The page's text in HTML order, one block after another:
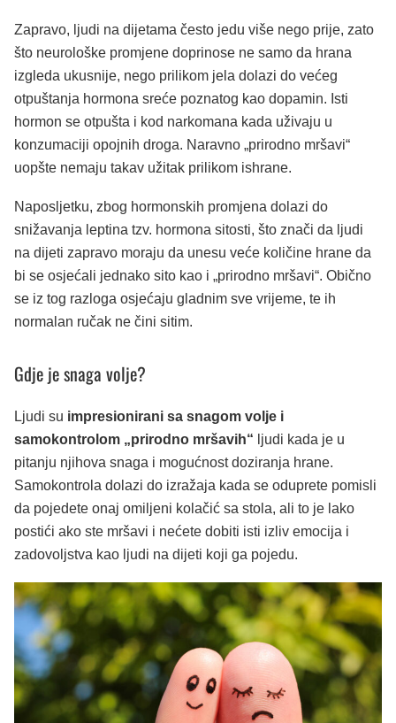
Zapravo, ljudi na dijetama često jedu više nego prije, zato
što neurološke promjene doprinose ne samo da hrana
izgleda ukusnije, nego prilikom jela dolazi do većeg
otpuštanja hormona sreće poznatog kao dopamin. Isti
hormon se otpušta i kod narkomana kada uživaju u
konzumaciji opojnih droga. Naravno „prirodno mršavi“
uopšte nemaju takav užitak prilikom ishrane.
Naposljetku, zbog hormonskih promjena dolazi do
snižavanja leptina tzv. hormona sitosti, što znači da ljudi
na dijeti zapravo moraju da unesu veće količine hrane da
bi se osjećali jednako sito kao i „prirodno mršavi“. Obično
se iz tog razloga osjećaju gladnim sve vrijeme, te ih
normalan ručak ne čini sitim.
Gdje je snaga volje?
Ljudi su impresionirani sa snagom volje i
samokontrolom „prirodno mršavih“ ljudi kada je u
pitanju njihova snaga i mogućnost doziranja hrane.
Samokontrola dolazi do izražaja kada se oduprete pomisli
da pojedete onaj omiljeni kolačić sa stola, ali to je lako
postići ako ste mršavi i nećete dobiti isti izliv emocija i
zadovoljstva kao ljudi na dijeti koji ga pojedu.